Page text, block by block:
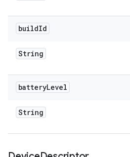
buildId
String
batteryLevel
String